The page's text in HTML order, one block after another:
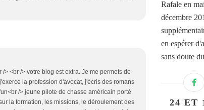
> <br /> votre blog est extra. Je me permets de
la profession d'avocat, j'écris des romans
/> jeune pilote de chasse américain porté
la formation, les missions, le déroulement des
Rafale en
décembre
en espérer
sans doute
24 ET